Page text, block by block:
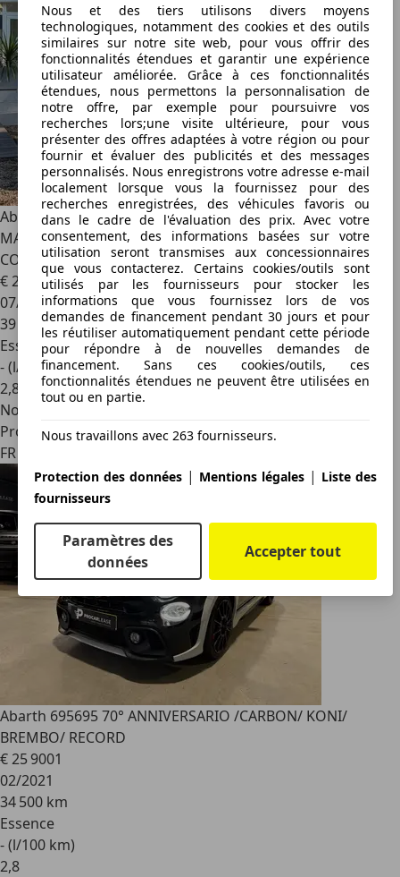
Abarth 695 695C RIVALE N°544 1.4 Turbo 180 BVA / 2ÈME
MAIN FRANÇAISE / CARNET D'ENTRETIEN / SUPERBE
CONFIGURATION
€ 21 890
07/2018
39 600 km
Essence
- (l/100 km)
2,8
Nouveau
Professionnel
FR 83580
Abarth 695695 70° ANNIVERSARIO /CARBON/ KONI/
BREMBO/ RECORD
€ 25 9001
02/2021
34 500 km
Essence
- (l/100 km)
2,8
Nous et des tiers utilisons divers moyens
technologiques, notamment des cookies et des outils
similaires sur notre site web, pour vous offrir des
fonctionnalités étendues et garantir une expérience
utilisateur améliorée. Grâce à ces fonctionnalités
étendues, nous permettons la personnalisation de
notre offre, par exemple pour poursuivre vos
recherches lors;une visite ultérieure, pour vous
présenter des offres adaptées à votre région ou pour
fournir et évaluer des publicités et des messages
personnalisés. Nous enregistrons votre adresse e-mail
localement lorsque vous la fournissez pour des
recherches enregistrées, des véhicules favoris ou
dans le cadre de l'évaluation des prix. Avec votre
consentement, des informations basées sur votre
utilisation seront transmises aux concessionnaires
que vous contacterez. Certains cookies/outils sont
utilisés par les fournisseurs pour stocker les
informations que vous fournissez lors de vos
demandes de financement pendant 30 jours et pour
les réutiliser automatiquement pendant cette période
pour répondre à de nouvelles demandes de
financement. Sans ces cookies/outils, ces
fonctionnalités étendues ne peuvent être utilisées en
tout ou en partie.
Nous travaillons avec 263 fournisseurs.
Protection des données | Mentions légales | Liste des
fournisseurs
Paramètres des
données
Accepter tout